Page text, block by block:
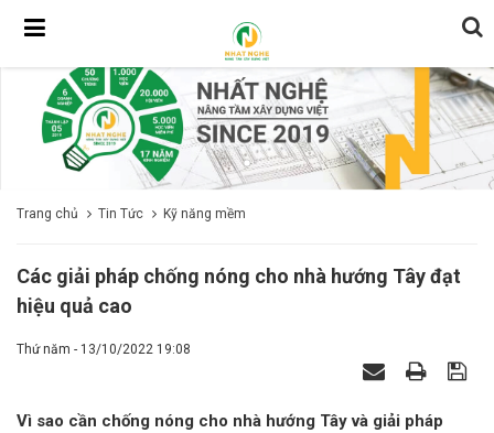
Trang chủ Tin Tức Kỹ năng mềm
Các giải pháp chống nóng cho nhà hướng Tây đạt
hiệu quả cao
Thứ năm - 13/10/2022 19:08
Vì sao cần chống nóng cho nhà hướng Tây và giải pháp